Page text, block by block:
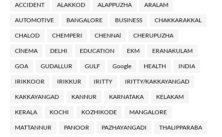
ACCIDENT ALAKKOD ALAPPUZHA ARALAM
AUTOMOTIVE BANGALORE BUSINESS CHAKKARAKKAL
CHALOD CHEMPERI CHENNAl CHERUPUZHA
ClNEMA DELHI EDUCATION EKM ERANAKULAM
GOA GUDALLUR GULF Google HEALTH INDIA
IRIKKOOR IRIKKUR IRITTY IRITTY/KAKKAYANGAD
KAKKAYANGAD KANNUR KARNATAKA KELAKAM
KERALA KOCHI KOZHIKODE MANGALORE
MATTANNUR PANOOR PAZHAYANGADI THALIPPARABA